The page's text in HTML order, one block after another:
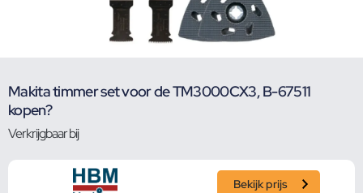
Makita timmer set voor de TM3000CX3, B-67511
kopen?
Verkrijgbaar bij
Bekijk prijs